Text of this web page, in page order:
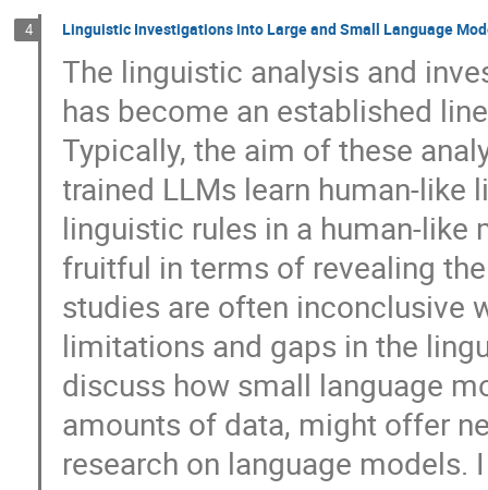
4 Linguistic Investigations into Large and Small Language
The linguistic analysis and
has become an established
Typically, the aim of these
trained LLMs learn human-like
linguistic rules in a human-like
fruitful in terms of revealing
studies are often inconclusive
limitations and gaps in the
discuss how small language
amounts of data, might offer
research on language